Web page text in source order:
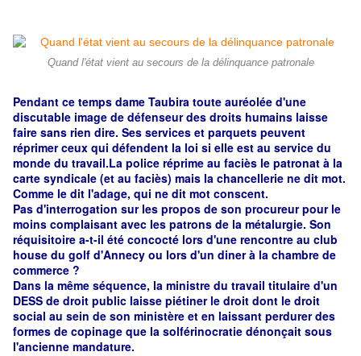
Quand l'état vient au secours de la délinquance patronale
Pendant ce temps dame Taubira toute auréolée d'une
discutable image de défenseur des droits humains laisse
faire sans rien dire. Ses services et parquets peuvent
réprimer ceux qui défendent la loi si elle est au service du
monde du travail.La police réprime au faciès le patronat à la
carte syndicale (et au faciès) mais la chancellerie ne dit mot.
Comme le dit l'adage, qui ne dit mot conscent.
Pas d'interrogation sur les propos de son procureur pour le
moins complaisant avec les patrons de la métalurgie. Son
réquisitoire a-t-il été concocté lors d'une rencontre au club
house du golf d'Annecy ou lors d'un diner à la chambre de
commerce ?
Dans la même séquence, la ministre du travail titulaire d'un
DESS de droit public laisse piétiner le droit dont le droit
social au sein de son ministère et en laissant perdurer des
formes de copinage que la solférinocratie dénonçait sous
l'ancienne mandature.